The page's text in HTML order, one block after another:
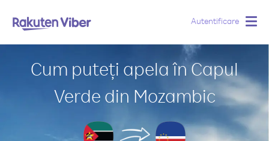
Autentificare
Cum puteți apela în Capul
Verde din Mozambic